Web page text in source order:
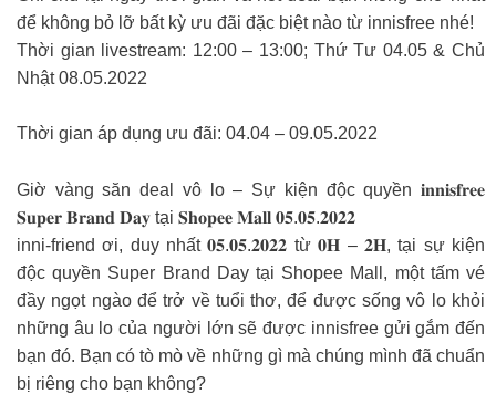
để không bỏ lỡ bất kỳ ưu đãi đặc biệt nào từ innisfree nhé!
Thời gian livestream: 12:00 – 13:00; Thứ Tư 04.05 & Chủ
Nhật 08.05.2022
Thời gian áp dụng ưu đãi: 04.04 – 09.05.2022
Giờ vàng săn deal vô lo – Sự kiện độc quyền 𝐢𝐧𝐧𝐢𝐬𝐟𝐫𝐞𝐞
𝐒𝐮𝐩𝐞𝐫 𝐁𝐫𝐚𝐧𝐝 𝐃𝐚𝐲 tại 𝐒𝐡𝐨𝐩𝐞𝐞 𝐌𝐚𝐥𝐥 𝟎𝟓.𝟎𝟓.𝟐𝟎𝟐𝟐
inni-friend ơi, duy nhất 𝟎𝟓.𝟎𝟓.𝟐𝟎𝟐𝟐 từ 𝟎𝐇 – 𝟐𝐇, tại sự kiện
độc quyền Super Brand Day tại Shopee Mall, một tấm vé
đầy ngọt ngào để trở về tuổi thơ, để được sống vô lo khỏi
những âu lo của người lớn sẽ được innisfree gửi gắm đến
bạn đó. Bạn có tò mò về những gì mà chúng mình đã chuẩn
bị riêng cho bạn không?